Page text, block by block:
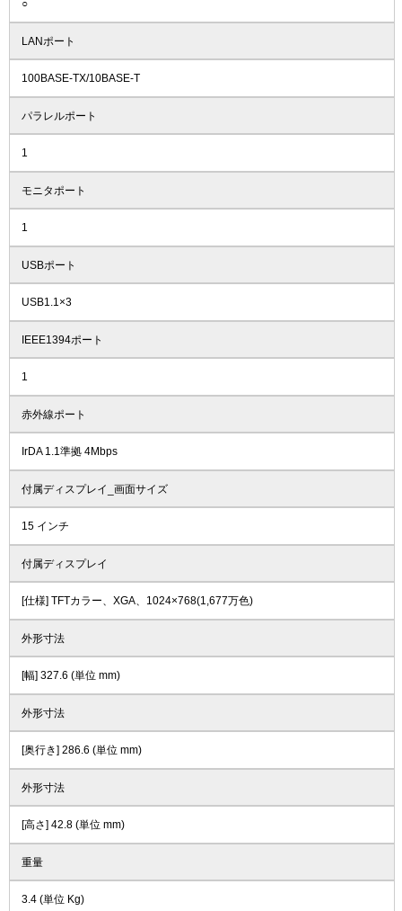
○
LANポート
100BASE-TX/10BASE-T
パラレルポート
1
モニタポート
1
USBポート
USB1.1×3
IEEE1394ポート
1
赤外線ポート
IrDA 1.1準拠 4Mbps
付属ディスプレイ_画面サイズ
15 インチ
付属ディスプレイ
[仕様] TFTカラー、XGA、1024×768(1,677万色)
外形寸法
[幅] 327.6 (単位 mm)
外形寸法
[奥行き] 286.6 (単位 mm)
外形寸法
[高さ] 42.8 (単位 mm)
重量
3.4 (単位 Kg)